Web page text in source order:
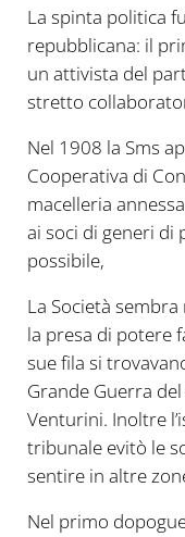
La spinta politica
repubblicana: il
un attivista del
stretto
Nel 1908 la Sms
Cooperativa di
macelleria
ai soci di generi di
possibile,
La Società
la presa di potere
sue fila si
Grande Guerra
Venturini. Inoltre
tribunale evitò le
sentire in altre
Nel primo